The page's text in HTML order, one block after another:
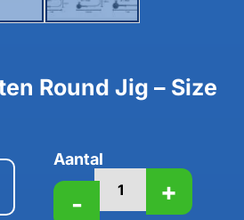
Round Jig – Size
Aantal
- +